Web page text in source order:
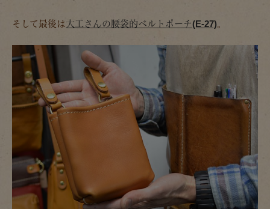
そして最後は大工さんの腰袋的ベルトポーチ(E-27)。